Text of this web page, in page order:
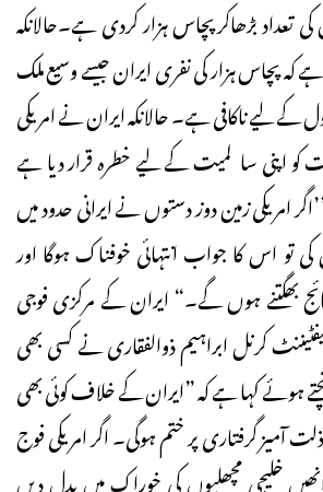
تعداد بڑھاکرپچاس ہزار کردی ہے۔حالانکہ
کہ پچاس ہزار کی نفری ایران جیسے وسیع ملک
کے لیے ناکافی ہے۔ حالانکہ ایران نے امریکی
اپنی سا لمیت کے لیے خطرہ قرار دیا ہے
امریکی زمین دوز دستوں نے ایرانی حدود میں
اس کا جواب انتہائی خوفناک ہوگا اور
بھگتنے ہوں گے۔“ ایران کے مرکزی فوجی
کرنل ابراہیم ذوالفقاری نے کسی بھی
ہوئے کہا ہے کہ ”ایران کے خلاف کوئی بھی
آمیز گرفتاری پر ختم ہوگی۔ اگر امریکی فوج
خلیجی مچھلیوں کی خوراک میں بدل دیں